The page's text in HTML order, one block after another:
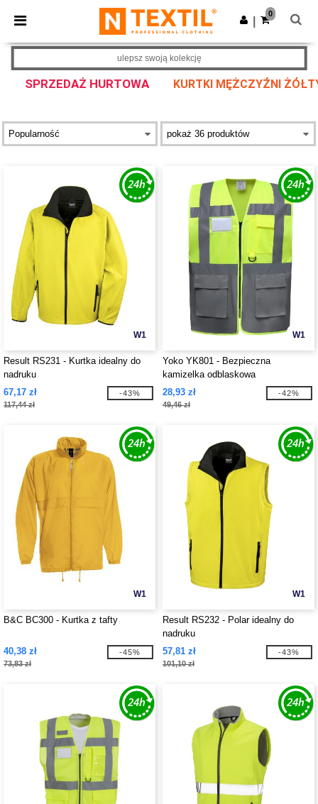
× Aplikacja Ntextil
Lepsze ceny w aplikacji!
Pobierz app
0
SPRZEDAŻ HURTOWA KURTKI MĘŻCZYŹNI
ulepsz swoją kolekcję
W1
Result RS231 - Kurtka idealny do
nadruku
67,17 zł
117,44 zł
-43%
W1
Yoko YK801 - Bezpieczna
kamizelka odblaskowa
28,93 zł
49,46 zł
-42%
W1
B&C BC300 - Kurtka z tafty
40,38 zł
73,83 zł
-45%
W1
Result RS232 - Polar idealny do
nadruku
57,81 zł
101,10 zł
-43%